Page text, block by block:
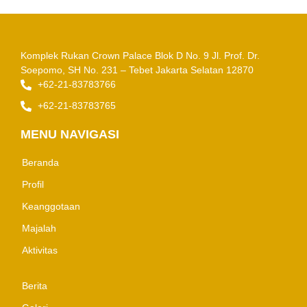
Komplek Rukan Crown Palace Blok D No. 9 Jl. Prof. Dr.
Soepomo, SH No. 231 – Tebet Jakarta Selatan 12870
+62-21-83783766
+62-21-83783765
MENU NAVIGASI
Beranda
Profil
Keanggotaan
Majalah
Aktivitas
Berita